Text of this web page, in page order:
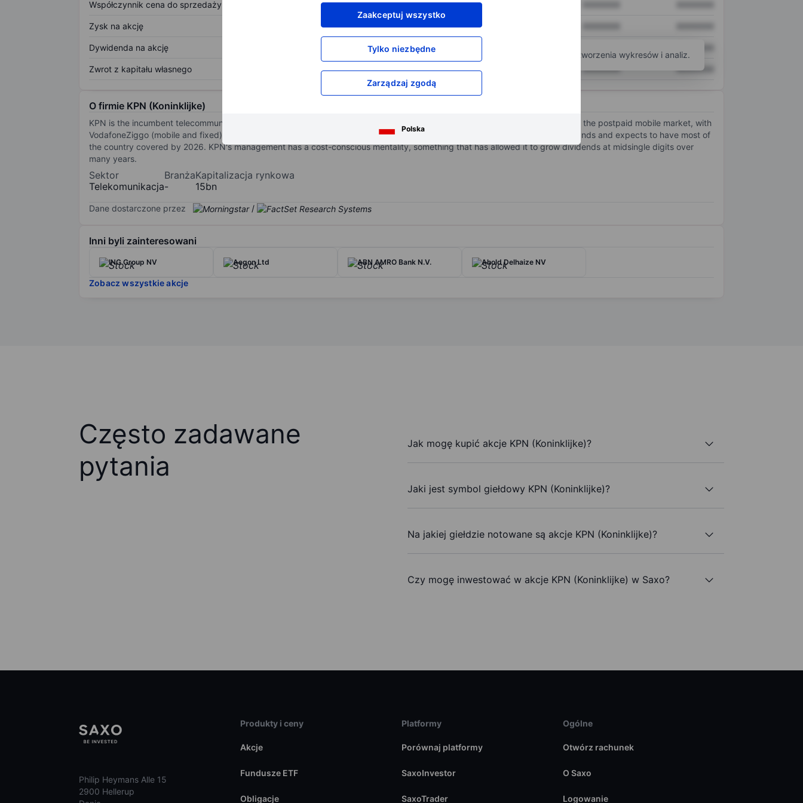
Zaakceptuj wszystko
Tylko niezbędne
Zarządzaj zgodą
Polska
Współczynnik cena do sprzedaży XXXXXXX
Zysk na akcję XXXXXXX
Dywidenda na akcję XXXXXXX
Zwrot z kapitału własnego XXXXXXX XXXXXXX XXXXXXX
Otwórz kontoaby uzyskać dostęp do większej ilości narzędzi do tworzenia wykresów i analiz.
O firmie KPN (Koninklijke)
KPN is the incumbent telecommunications operator in the Netherlands. It has 40% share of the broadband market and 20% of the postpaid mobile market, with
VodafoneZiggo (mobile and fixed) and Odido (mobile) as main competitors. KPN is rolling out fiber to the home in the Netherlands and expects to have most of
the country covered by 2026. KPN's management has a cost-conscious mentality, something that has allowed it to grow dividends at midsingle digits over
many years.
Sektor
Telekomunikacja
Branża
-
Kapitalizacja rynkowa
15bn
Dane dostarczone przez /
Inni byli zainteresowani
ING Group NV Aegon Ltd ABN AMRO Bank N.V. Ahold Delhaize NV
Zobacz wszystkie akcje
Często zadawane
pytania
Jak mogę kupić akcje KPN (Koninklijke)?
Jaki jest symbol giełdowy KPN (Koninklijke)?
Na jakiej giełdzie notowane są akcje KPN (Koninklijke)?
Czy mogę inwestować w akcje KPN (Koninklijke) w Saxo?
Philip Heymans Alle 15
2900 Hellerup
Produkty i ceny
Akcje
Fundusze ETF
Obligacje
Platformy
Porównaj platformy
SaxoInvestor
SaxoTrader
Ogólne
Otwórz rachunek
O Saxo
Logowanie